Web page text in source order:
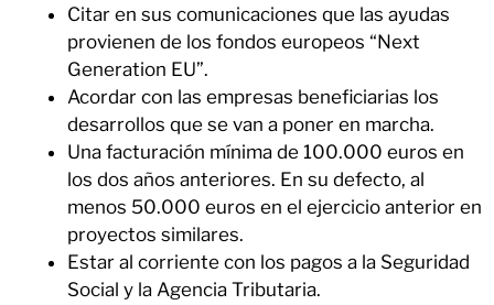
Citar en sus comunicaciones que las ayudas
provienen de los fondos europeos “Next
Generation EU”.
Acordar con las empresas beneficiarias los
desarrollos que se van a poner en marcha.
Una facturación mínima de 100.000 euros en
los dos años anteriores. En su defecto, al
menos 50.000 euros en el ejercicio anterior en
proyectos similares.
Estar al corriente con los pagos a la Seguridad
Social y la Agencia Tributaria.